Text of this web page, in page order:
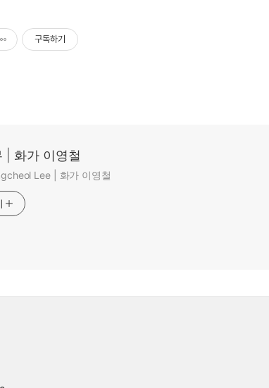
구독하기
| 화가 이영철
Lee | 화가 이영철